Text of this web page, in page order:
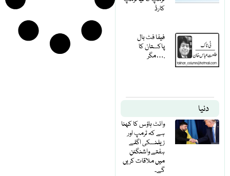
کارڈ
فیفا فٹ بال
پاکستان کا
مگر….
دنیا
وائٹ ہاؤس کا کہنا
ہے کہ ٹرمپ اور
زیلنسکی اگلے
ہفتے واشنگٹن
میں ملاقات کریں
گے۔